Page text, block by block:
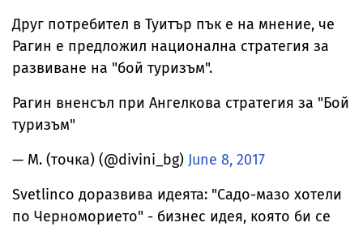
Друг потребител в Туитър пък е на мнение, че
Рагин е предложил национална стратегия за
развиване на "бой туризъм".
Рагин вненсъл при Ангелкова стратегия за "Бой
туризъм"
— М. (точка) (@divini_bg) June 8, 2017
Svetlinco доразвива идеята: "Садо-мазо хотели
по Черноморието" - бизнес идея, която би се